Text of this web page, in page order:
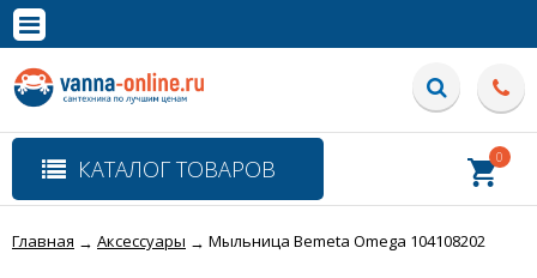
Полная версия сайта
КАТАЛОГ ТОВАРОВ 0
Главная → Аксессуары → Мыльница Bemeta Omega 104108202